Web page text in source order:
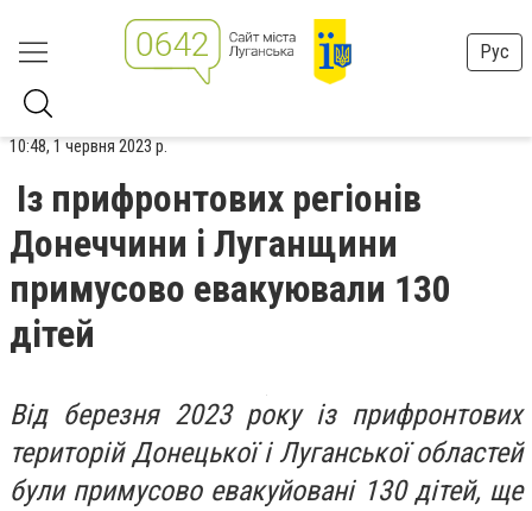
Рус
10:48, 1 червня 2023 р.
Із прифронтових регіонів
Донеччини і Луганщини
примусово евакуювали 130
дітей
Від березня 2023 року із прифронтових
територій Донецької і Луганської областей
були примусово евакуйовані 130 дітей, ще